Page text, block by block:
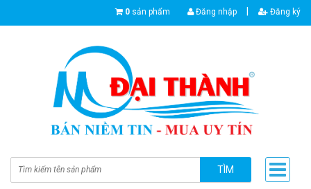
0 sản phẩm Đăng nhập Đăng ký
TÌM